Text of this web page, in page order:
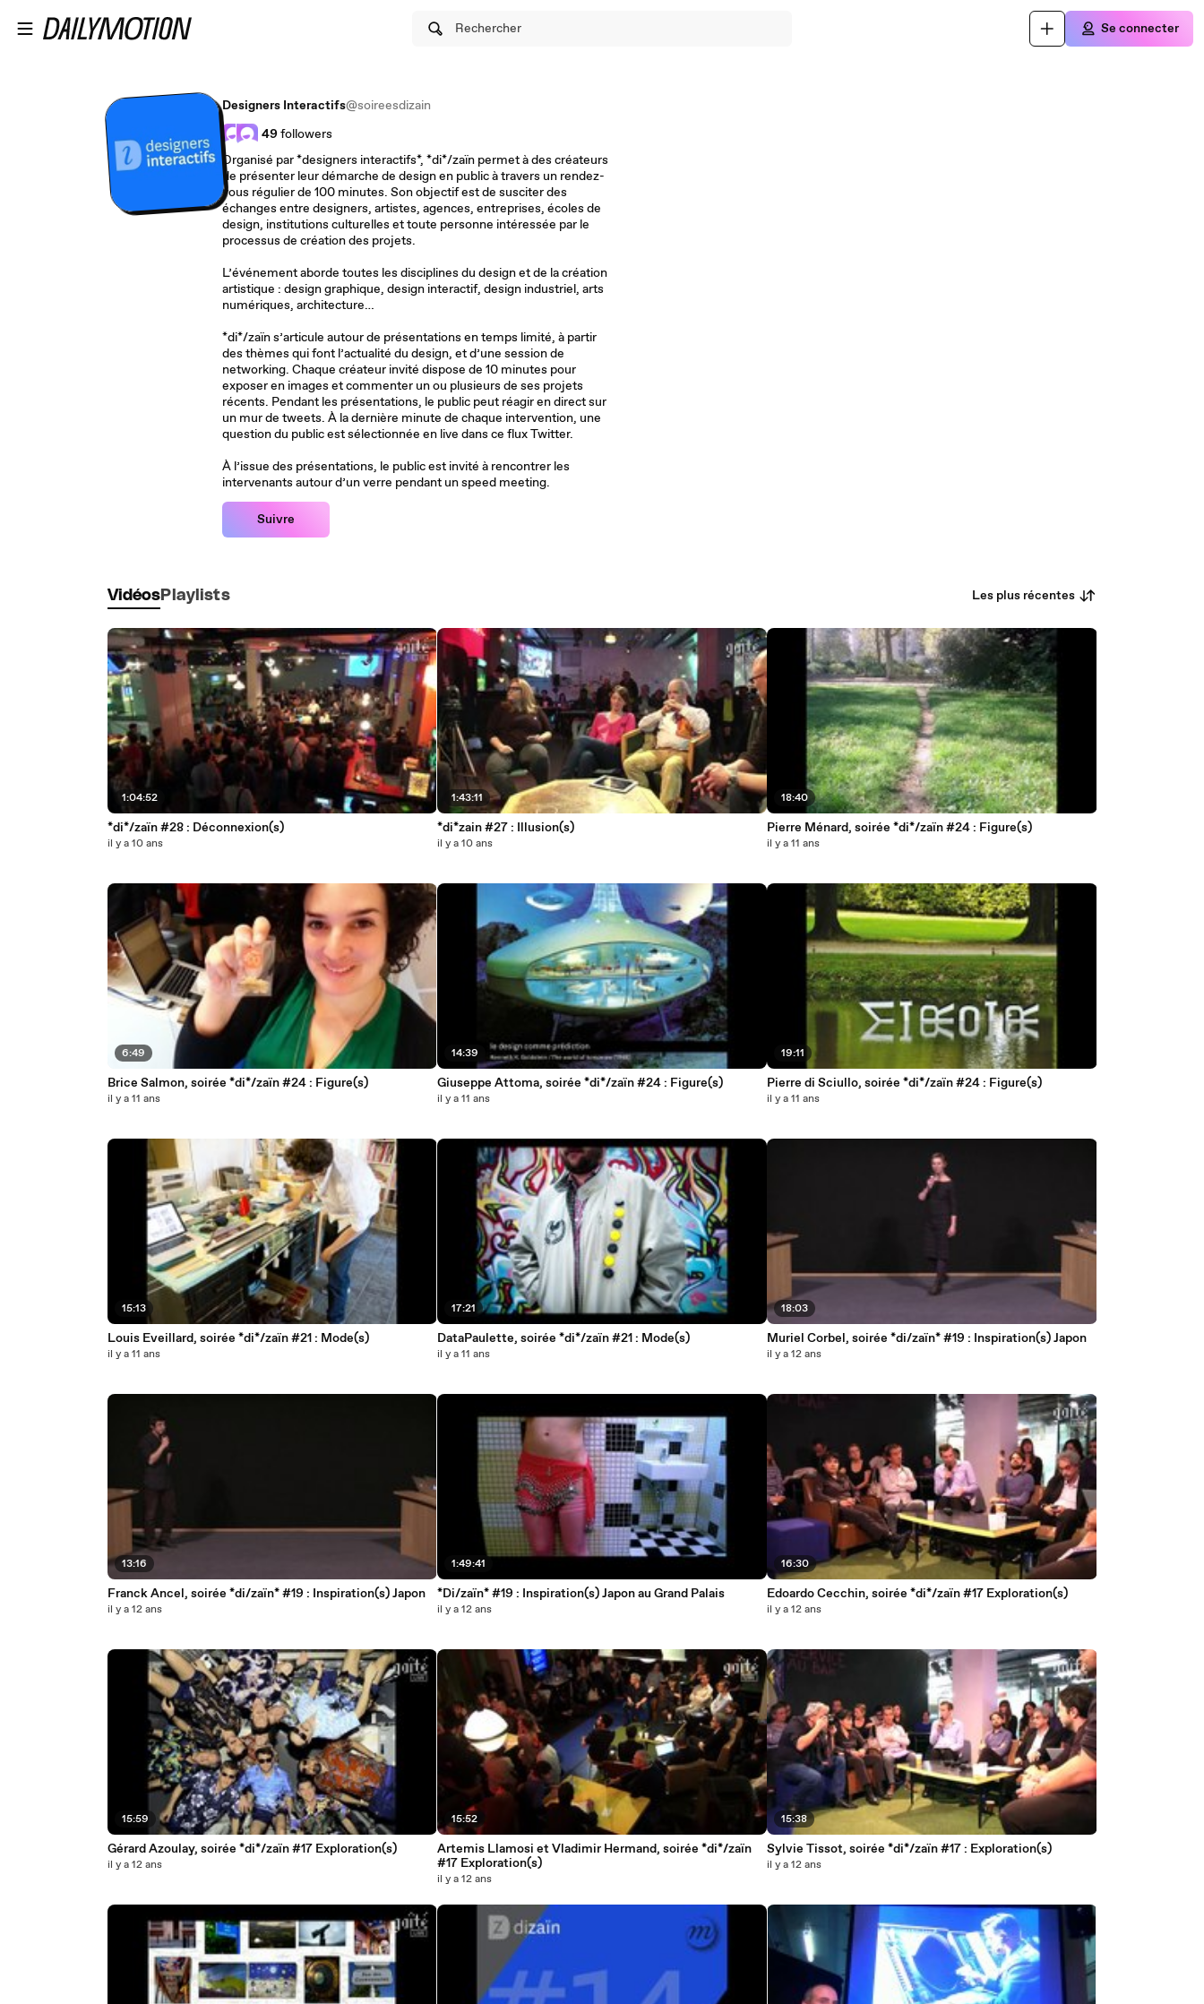
Rechercher Se connecter
Designers Interactifs@soireesdizain
49followers
Organisé par *designers interactifs*, *di*/zaïn permet à des créateurs
de présenter leur démarche de design en public à travers un rendez-
vous régulier de 100 minutes. Son objectif est de susciter des
échanges entre designers, artistes, agences, entreprises, écoles de
design, institutions culturelles et toute personne intéressée par le
processus de création des projets.
L’événement aborde toutes les disciplines du design et de la création
artistique : design graphique, design interactif, design industriel, arts
numériques, architecture…
*di*/zaïn s’articule autour de présentations en temps limité, à partir
des thèmes qui font l’actualité du design, et d’une session de
networking. Chaque créateur invité dispose de 10 minutes pour
exposer en images et commenter un ou plusieurs de ses projets
récents. Pendant les présentations, le public peut réagir en direct sur
un mur de tweets. À la dernière minute de chaque intervention, une
question du public est sélectionnée en live dans ce flux Twitter.
À l’issue des présentations, le public est invité à rencontrer les
intervenants autour d’un verre pendant un speed meeting.
Suivre
Vidéos Playlists Les plus récentes
1:04:52
*di*/zaïn #28 : Déconnexion(s)
il y a 10 ans
6:49
Brice Salmon, soirée *di*/zaïn #24 : Figure(s)
il y a 11 ans
15:13
Louis Eveillard, soirée *di*/zaïn #21 : Mode(s)
il y a 11 ans
13:16
Franck Ancel, soirée *di/zaïn* #19 : Inspiration(s) Japon
il y a 12 ans
15:59
Gérard Azoulay, soirée *di*/zaïn #17 Exploration(s)
il y a 12 ans
1:43:11
*di*zain #27 : Illusion(s)
il y a 10 ans
14:39
Giuseppe Attoma, soirée *di*/zaïn #24 : Figure(s)
il y a 11 ans
17:21
DataPaulette, soirée *di*/zaïn #21 : Mode(s)
il y a 11 ans
1:49:41
*Di/zaïn* #19 : Inspiration(s) Japon au Grand Palais
il y a 12 ans
15:52
Artemis Llamosi et Vladimir Hermand, soirée *di*/zaïn
#17 Exploration(s)
il y a 12 ans
18:40
Pierre Ménard, soirée *di*/zaïn #24 : Figure(s)
il y a 11 ans
19:11
Pierre di Sciullo, soirée *di*/zaïn #24 : Figure(s)
il y a 11 ans
18:03
Muriel Corbel, soirée *di/zaïn* #19 : Inspiration(s) Japon
il y a 12 ans
16:30
Edoardo Cecchin, soirée *di*/zaïn #17 Exploration(s)
il y a 12 ans
15:38
Sylvie Tissot, soirée *di*/zaïn #17 : Exploration(s)
il y a 12 ans